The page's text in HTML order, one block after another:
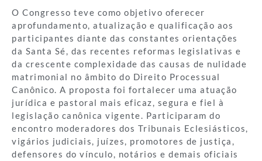
O Congresso teve como objetivo oferecer
aprofundamento, atualização e qualificação aos
participantes diante das constantes orientações
da Santa Sé, das recentes reformas legislativas e
da crescente complexidade das causas de nulidade
matrimonial no âmbito do Direito Processual
Canônico. A proposta foi fortalecer uma atuação
jurídica e pastoral mais eficaz, segura e fiel à
legislação canônica vigente. Participaram do
encontro moderadores dos Tribunais Eclesiásticos,
vigários judiciais, juízes, promotores de justiça,
defensores do vínculo, notários e demais oficiais